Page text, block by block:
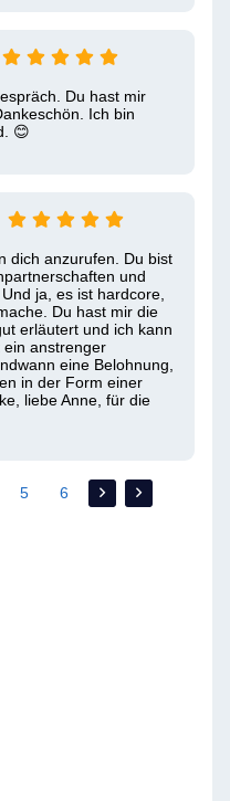
Du hast mir
Ich bin
😊
dich anzurufen. Du bist
und
ja, es ist hardcore,
Du hast mir die
erläutert und ich kann
ein anstrenger
eine Belohnung,
in der Form einer
liebe Anne, für die
5 6